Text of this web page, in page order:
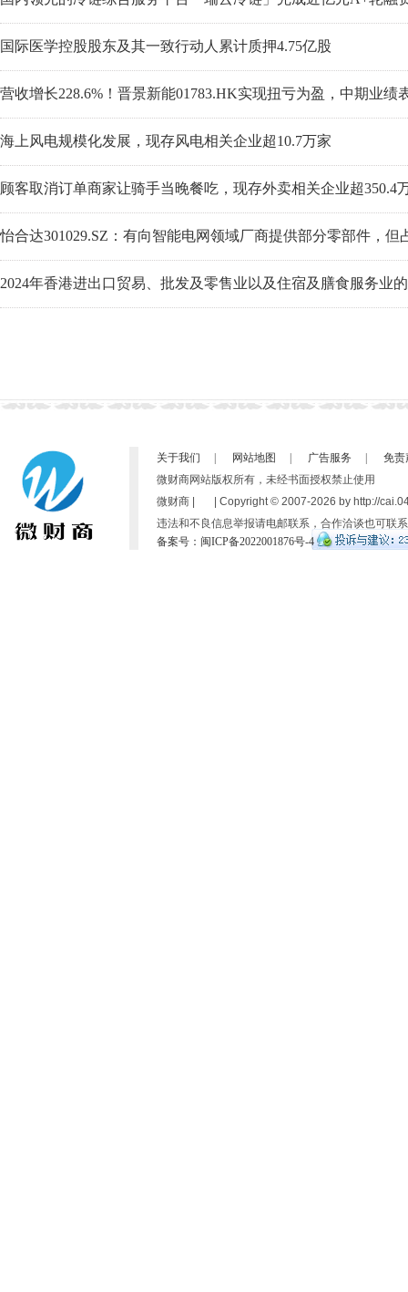
国际医学控股股东及其一致行动人累计质押4.75亿股
营收增长228.6%！晋景新能01783.HK实现扭亏为盈，中期业绩
海上风电规模化发展，现存风电相关企业超10.7万家
顾客取消订单商家让骑手当晚餐吃，现存外卖相关企业超350.4
怡合达301029.SZ：有向智能电网领域厂商提供部分零部件，但
2024年香港进出口贸易、批发及零售业以及住宿及膳食服务业
关于我们 网站地图 广告服务
免责
微财商网站版权所有，未经书面授权禁止使用
微财商 | | Copyright © 2007-2026 by http://
违法和不良信息举报请电邮联系，合作洽谈也可联
备案号：闽ICP备2022001876号-4